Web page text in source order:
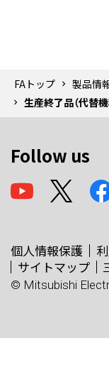
FAトップ 製品情
生産終了品（代替
Follow us
個人情報保護
サイトマップ
© Mitsubishi